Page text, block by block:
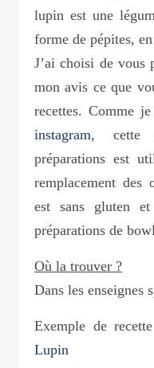
lupin est une
forme de pépites,
J’ai choisi de vous
mon avis ce que
recettes. Comme
instagram, cette
préparations est
remplacement
est sans gluten
préparations de
Où la trouver ?
Dans les enseignes
Exemple de
Lupin